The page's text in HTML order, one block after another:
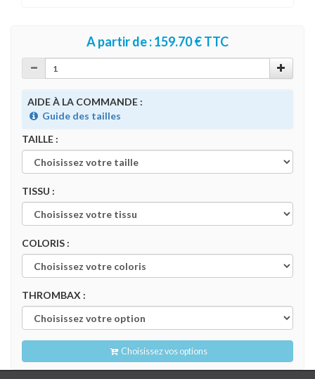
A partir de : 159.70 € TTC
AIDE À LA COMMANDE :
Guide des tailles
TAILLE :
TISSU :
COLORIS :
THROMBAX :
Choisissez vos options